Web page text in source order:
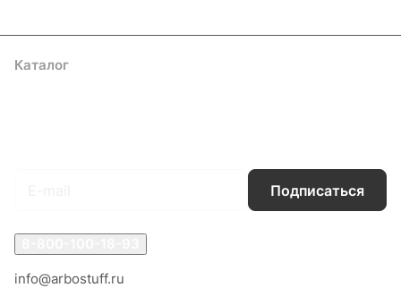
Каталог
Подписаться
info@arbostuff.ru